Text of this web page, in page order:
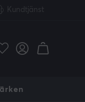
Kundtjänst